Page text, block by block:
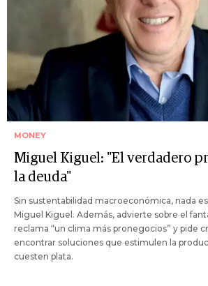
MONEY
Miguel Kiguel: "El verdadero
la deuda"
Sin sustentabilidad macroeconómica, nada
Miguel Kiguel. Además, advierte sobre el
reclama “un clima más pronegocios” y pide
encontrar soluciones que estimulen la
cuesten plata.